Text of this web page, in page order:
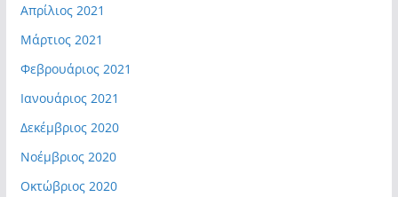
Απρίλιος 2021
Μάρτιος 2021
Φεβρουάριος 2021
Ιανουάριος 2021
Δεκέμβριος 2020
Νοέμβριος 2020
Οκτώβριος 2020